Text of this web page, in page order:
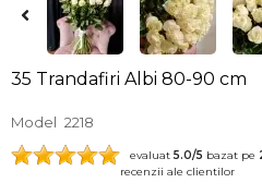
35 Trandafiri Albi 80-90 cm
Model 2218
evaluat 5.0/5 bazat pe
recenzii ale clientilor